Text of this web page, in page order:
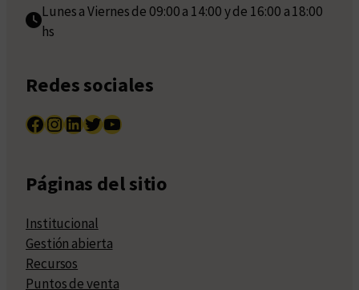
Lunes a Viernes de 09:00 a 14:00 y de 16:00 a 18:00
hs
Redes sociales
Facebook InstagramLinkedIn Twitter YouTube
Páginas del sitio
Institucional
Gestión abierta
Recursos
Puntos de venta